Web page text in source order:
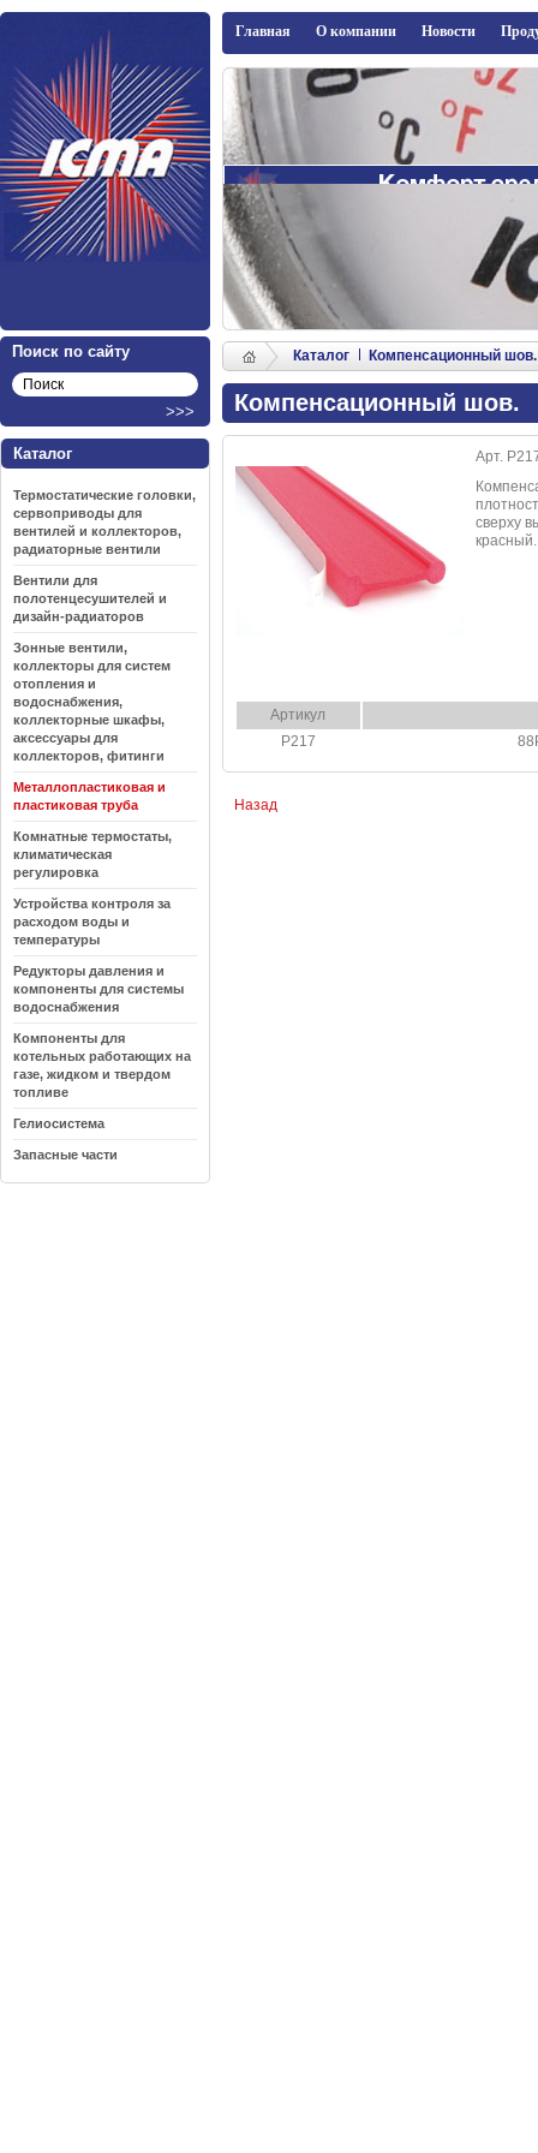
Каталог Компенсационный шов.
Компенсационный шов.
Арт.
сверху
Артикул
P217
Назад
Каталог
Термостатические головки,
сервоприводы для
вентилей и коллекторов,
радиаторные вентили
Вентили для
полотенцесушителей и
дизайн-радиаторов
Зонные вентили,
коллекторы для систем
отопления и
водоснабжения,
коллекторные шкафы,
аксессуары для
коллекторов, фитинги
Металлопластиковая и
пластиковая труба
Комнатные термостаты,
климатическая
регулировка
Устройства контроля за
расходом воды и
температуры
Редукторы давления и
компоненты для системы
водоснабжения
Компоненты для
котельных работающих на
газе, жидком и твердом
топливе
Гелиосистема
Запасные части
ICMA
Главная О компании Новости
Поиск по сайту